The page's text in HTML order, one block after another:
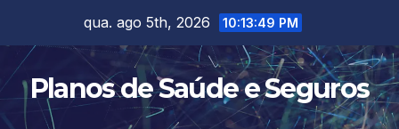
content
qua. ago 5th, 2026 10:13:49 PM
Planos de Saúde e Seguros